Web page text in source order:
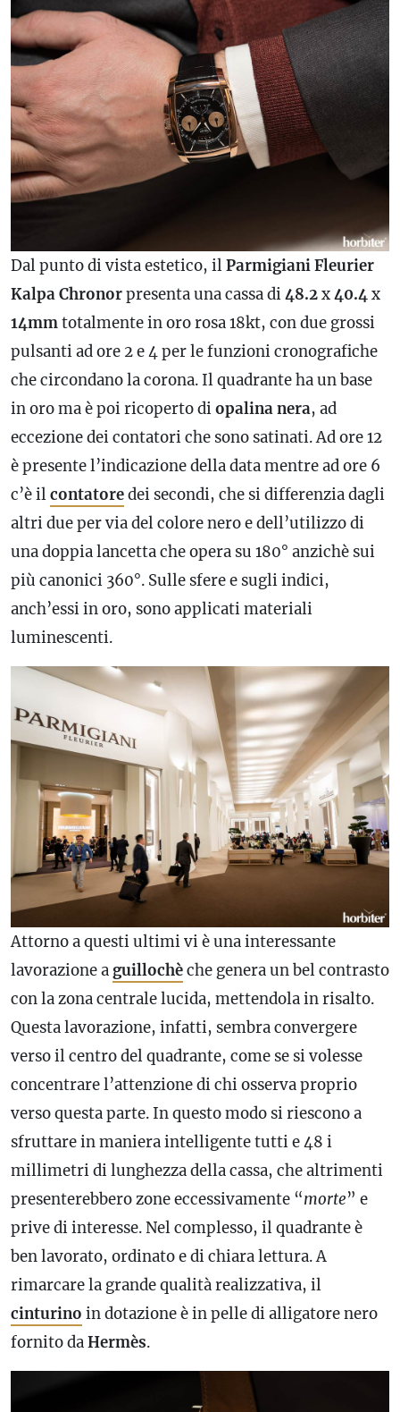
Dal punto di vista estetico, ilParmigiani Fleurier
Kalpa Chronorpresenta una cassa di48.2x40.4x
14mmtotalmente in oro rosa 18kt, con due grossi
pulsanti ad ore 2 e 4 per le funzioni cronografiche
che circondano la corona. Il quadrante ha un base
in oro ma è poi ricoperto diopalina nera, ad
eccezione dei contatori che sono satinati. Ad ore 12
è presente l’indicazione della data mentre ad ore 6
c’è ilcontatoredei secondi, che si differenzia dagli
altri due per via del colore nero e dell’utilizzo di
una doppia lancetta che opera su 180° anzichè sui
più canonici 360°. Sulle sfere e sugli indici,
anch’essi in oro, sono applicati materiali
luminescenti.
Attorno a questi ultimi vi è una interessante
lavorazione a guillochèche genera un bel contrasto
con la zona centrale lucida, mettendola in risalto.
Questa lavorazione, infatti, sembra convergere
verso il centro del quadrante, come se si volesse
concentrare l’attenzione di chi osserva proprio
verso questa parte. In questo modo si riescono a
sfruttare in maniera intelligente tutti e 48 i
millimetri di lunghezza della cassa, che altrimenti
presenterebbero zone eccessivamente “morte” e
prive di interesse. Nel complesso, il quadrante è
ben lavorato, ordinato e di chiara lettura. A
rimarcare la grande qualità realizzativa, il
cinturino in dotazione è in pelle di alligatore nero
fornito daHermès.